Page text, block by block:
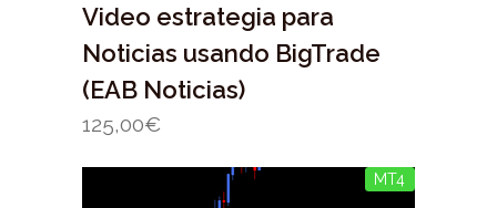
Video estrategia para
Noticias usando BigTrade
(EAB Noticias)
125,00€
MT4